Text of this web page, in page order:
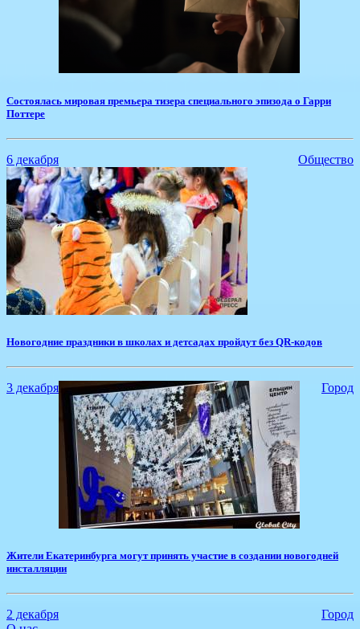
​Состоялась мировая премьера тизера специального эпизода о Гарри
Поттере
6 декабря Общество
Новогодние праздники в школах и детсадах пройдут без QR-кодов
3 декабря Город
​Жители Екатеринбурга могут принять участие в создании новогодней
инсталляции
2 декабря
Город